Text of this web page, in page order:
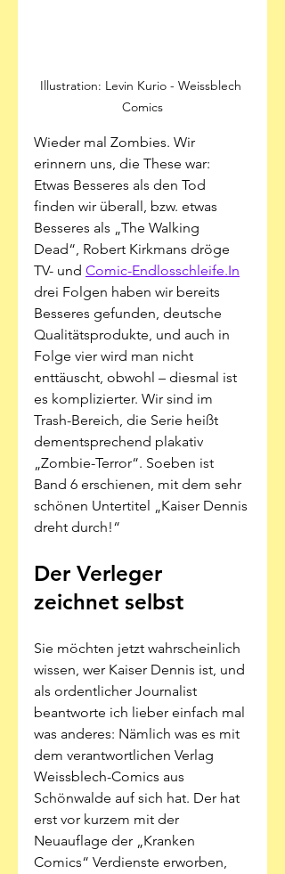
Illustration: Levin Kurio - Weissblech
Comics
Wieder mal Zombies. Wir
erinnern uns, die These war:
Etwas Besseres als den Tod
finden wir überall, bzw. etwas
Besseres als „The Walking
Dead“, Robert Kirkmans dröge
TV- und Comic-Endlosschleife.In
drei Folgen haben wir bereits
Besseres gefunden, deutsche
Qualitätsprodukte, und auch in
Folge vier wird man nicht
enttäuscht, obwohl – diesmal ist
es komplizierter. Wir sind im
Trash-Bereich, die Serie heißt
dementsprechend plakativ
„Zombie-Terror“. Soeben ist
Band 6 erschienen, mit dem sehr
schönen Untertitel „Kaiser Dennis
dreht durch!“
Der Verleger
zeichnet selbst
Sie möchten jetzt wahrscheinlich
wissen, wer Kaiser Dennis ist, und
als ordentlicher Journalist
beantworte ich lieber einfach mal
was anderes: Nämlich was es mit
dem verantwortlichen Verlag
Weissblech-Comics aus
Schönwalde auf sich hat. Der hat
erst vor kurzem mit der
Neuauflage der „Kranken
Comics“ Verdienste erworben,